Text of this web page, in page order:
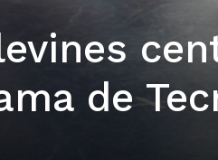
de